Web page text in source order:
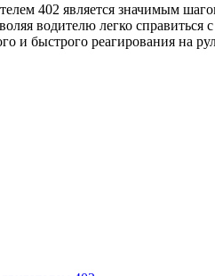
402 является значимым
водителю легко
и быстрого реагирования на